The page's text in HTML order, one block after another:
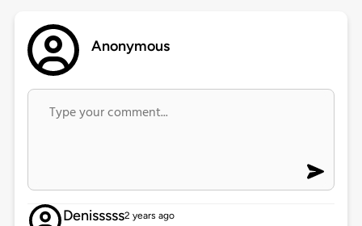
Anonymous
Denisssss2 years ago